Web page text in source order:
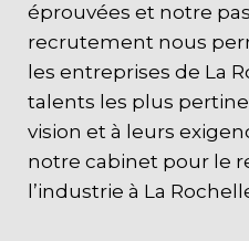
éprouvées et notre
recrutement nous
les entreprises de La
talents les plus
vision et à leurs
notre cabinet pour le
l’industrie à La